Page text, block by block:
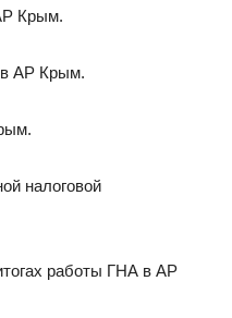
Крым.
в АР Крым.
налоговой
работы ГНА в АР